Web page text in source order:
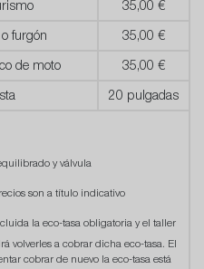
35,00 €
furgón 35,00 €
de moto 35,00 €
20 pulgadas
y válvula
son a título indicativo
la eco-tasa obligatoria y el taller
volverles a cobrar dicha eco-tasa. El
cobrar de nuevo la eco-tasa está